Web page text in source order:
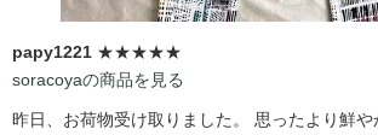
papy1221 ★★★★★
soracoyaの商品を見る
昨日、お荷物受け取りました。 思ったより鮮